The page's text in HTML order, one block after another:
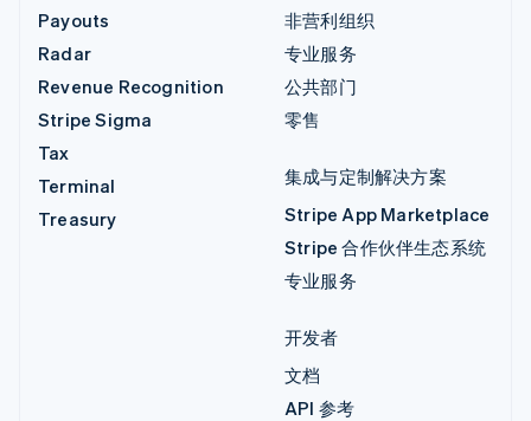
Payouts
Radar
Revenue Recognition
Stripe Sigma
Tax
Terminal
Treasury
非营利组织
专业服务
公共部门
零售
集成与定制解决方案
Stripe App Marketplace
Stripe 合作伙伴生态系统
专业服务
开发者
文档
API 参考